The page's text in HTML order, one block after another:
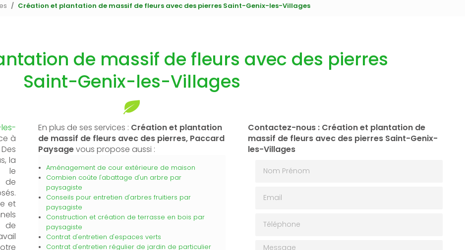
Création et plantation de massif de fleurs avec des pierres Saint-Genix-les-Villages
de massif de fleurs avec des pierres
Saint-Genix-les-Villages
à
la
le
de
et
de
En plus de ses services : Création et plantation
de massif de fleurs avec des pierres, Paccard
Paysagevous propose aussi :
Aménagement de cour extérieure de maison
Combien coûte l'abattage d'un arbre par
paysagiste
Conseils pour entretien d'arbres fruitiers par
paysagiste
Construction et création de terrasse en bois par
paysagiste
Contrat d'entretien d'espaces verts
Contrat d'entretien régulier de jardin de particulier
Contactez-nous : Création et plantation de
massif de fleurs avec des pierres Saint-Genix-
les-Villages
Message